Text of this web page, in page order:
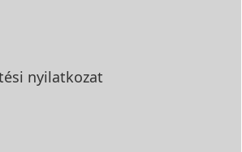
nyilatkozat